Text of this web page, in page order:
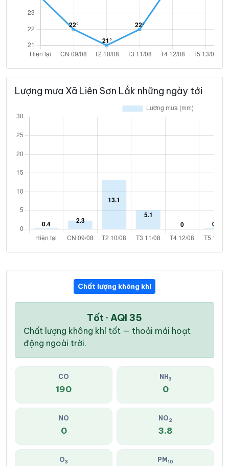
Lượng mưa Xã Liên Sơn Lắk những ngày tới
Chất lượng không khí
Tốt · AQI 35
Chất lượng không khí tốt — thoải mái hoạt
động ngoài trời.
CO
190
NH 3
0
NO
0
NO2
3.8
O3 PM 10